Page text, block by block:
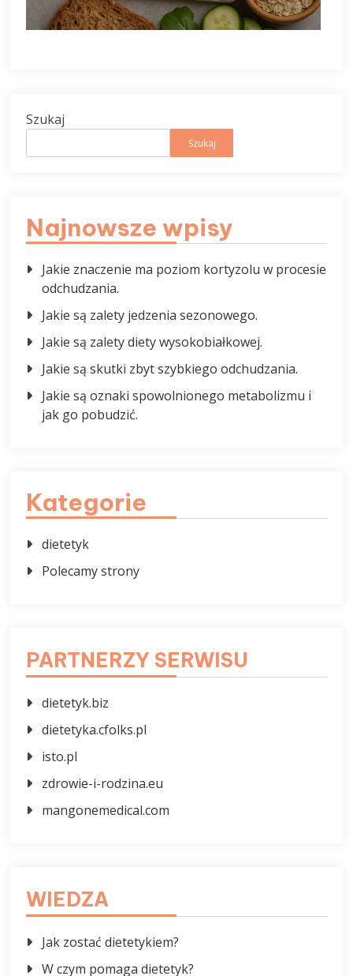
Szukaj
Szukaj
Najnowsze wpisy
Jakie znaczenie ma poziom kortyzolu w procesie
odchudzania.
Jakie są zalety jedzenia sezonowego.
Jakie są zalety diety wysokobiałkowej.
Jakie są skutki zbyt szybkiego odchudzania.
Jakie są oznaki spowolnionego metabolizmu i
jak go pobudzić.
Kategorie
dietetyk
Polecamy strony
PARTNERZY SERWISU
dietetyk.biz
dietetyka.cfolks.pl
isto.pl
zdrowie-i-rodzina.eu
mangonemedical.com
WIEDZA
Jak zostać dietetykiem?
W czym pomaga dietetyk?